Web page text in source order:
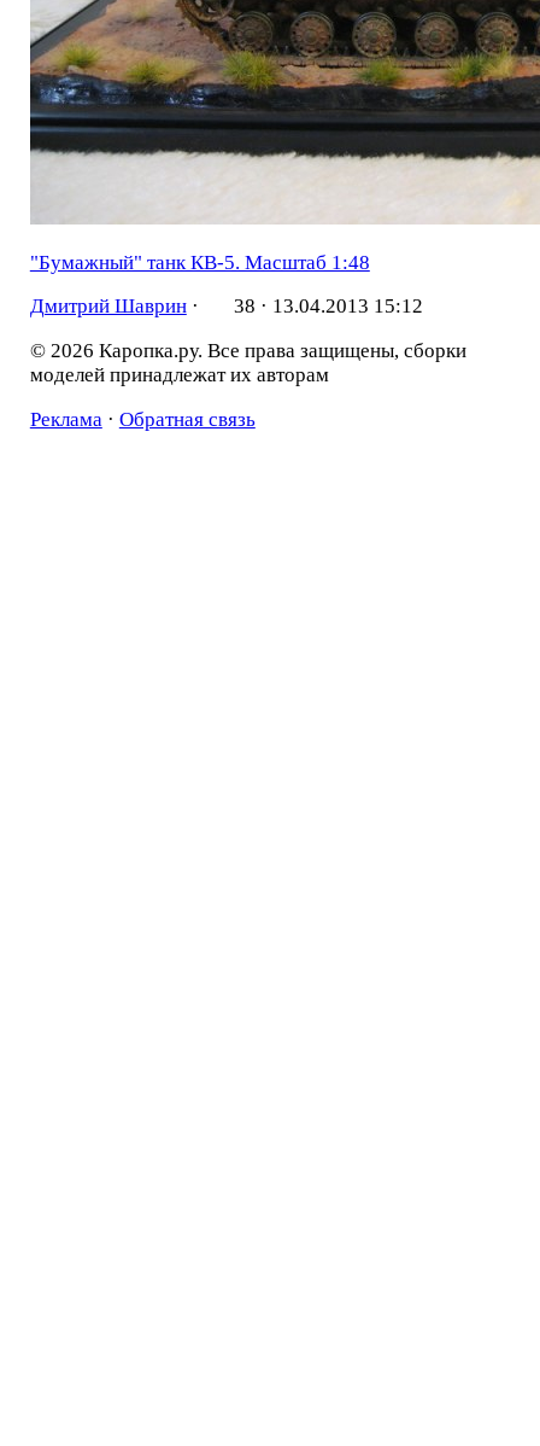
"Бумажный" танк КВ-5. Масштаб 1:48
Дмитрий Шаврин· 38 · 13.04.2013 15:12
© 2026 Каропка.ру. Все права защищены, сборки
моделей принадлежат их авторам
Реклама· Обратная связь